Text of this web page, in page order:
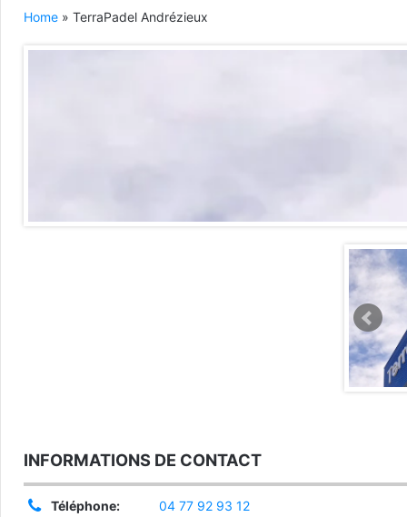
Home » TerraPadel Andrézieux
INFORMATIONS DE CONTACT
Téléphone: 04 77 92 93 12